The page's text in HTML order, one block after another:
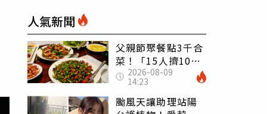
人氣新聞
父親節聚餐點3千合
菜！「15人擠10人
桌」她餓到崩潰
網傻眼：讓店家看
笑話
2026-08-09
14:23
颱風天讓助理站陽